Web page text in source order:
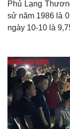
Cuộc sống đó đây
Hồ sơ
Phủ Lạng
sử năm 1986 là
ngày 10-10 là